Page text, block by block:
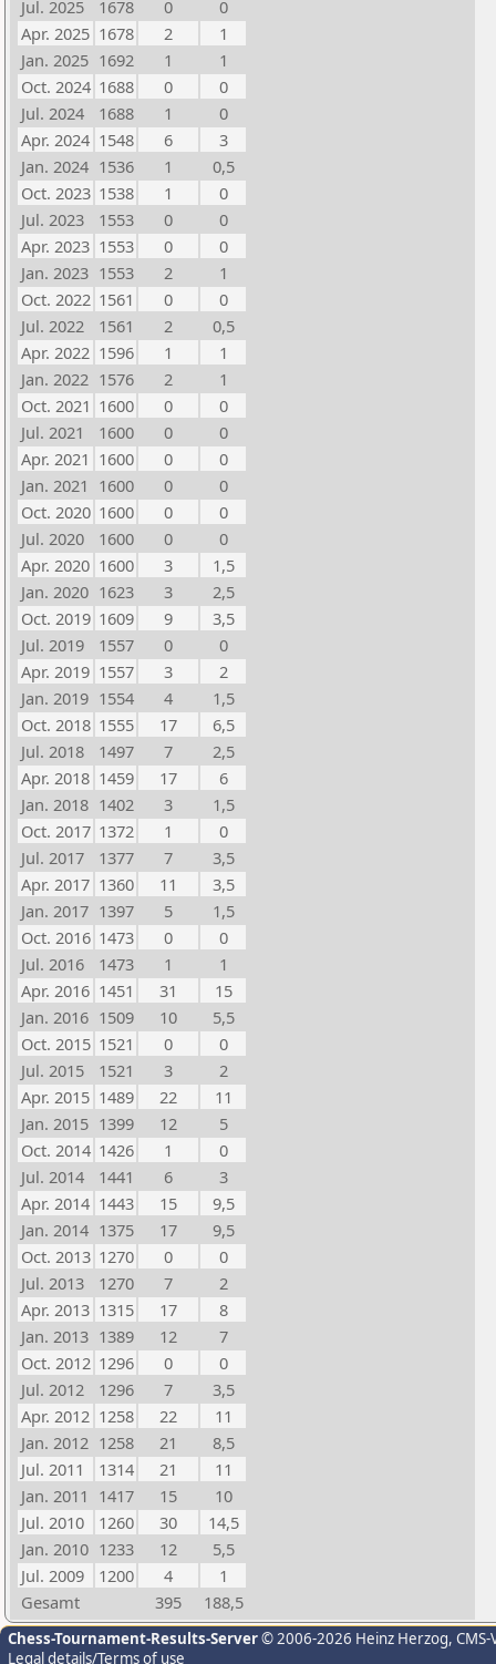
Jul. 2025
1678 0
0
Apr. 2025 1678 2
1
Jan. 2025 1692 1
1
Oct. 2024 1688 0
0
Jul. 2024
1688 1
0
Apr. 2024 1548 6
3
Jan. 2024 1536 1
0,5
Oct. 2023 1538 1
0
Jul. 2023
1553 0
0
Apr. 2023 1553 0
0
Jan. 2023 1553 2
1
Oct. 2022 1561 0
0
Jul. 2022
1561 2
0,5
Apr. 2022 1596 1
1
Jan. 2022 1576 2
1
Oct. 2021 1600 0
0
Jul. 2021
1600 0
0
Apr. 2021 1600 0
0
Jan. 2021 1600 0
0
Oct. 2020 1600 0
0
Jul. 2020
1600 0
0
Apr. 2020 1600 3
1,5
Jan. 2020 1623 3
2,5
Oct. 2019 1609 9
3,5
Jul. 2019
1557 0
0
Apr. 2019 1557 3
2
Jan. 2019 1554 4
1,5
Oct. 2018 1555 17
6,5
Jul. 2018
1497 7
2,5
Apr. 2018 1459 17
6
Jan. 2018 1402 3
1,5
Oct. 2017 1372 1
0
Jul. 2017
1377 7
3,5
Apr. 2017 1360 11
3,5
Jan. 2017 1397 5
1,5
Oct. 2016 1473 0
0
Jul. 2016
1473 1
1
Apr. 2016 1451 31
15
Jan. 2016 1509 10
5,5
Oct. 2015 1521 0
0
Jul. 2015
1521 3
2
Apr. 2015 1489 22
11
Jan. 2015 1399 12
5
Oct. 2014 1426 1
0
Jul. 2014
1441 6
3
Apr. 2014 1443 15
9,5
Jan. 2014 1375 17
9,5
Oct. 2013 1270 0
0
Jul. 2013
1270 7
2
Apr. 2013 1315 17
8
Jan. 2013 1389 12
7
Oct. 2012 1296 0
0
Jul. 2012
1296 7
3,5
Apr. 2012 1258 22
11
Jan. 2012 1258 21
8,5
Jul. 2011
1314 21
11
Jan. 2011 1417 15
10
Jul. 2010
1260 30
14,5
Jan. 2010 1233 12
5,5
Jul. 2009
1200 4
1
Gesamt
395 188,5
Chess-Tournament-Results-Server© 2006-2026 Heinz Herzog,
Legal details/Terms of use